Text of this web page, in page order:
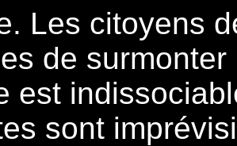
Les citoyens
de surmonter
est
sont